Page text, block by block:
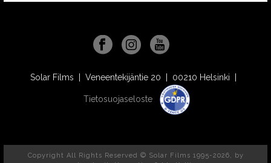
Solar Films | Veneentekijäntie 20 | 00210 Helsinki |
Tietosuojaseloste
Copyright All Rights Reserved © Solar Films 1995-2026, by